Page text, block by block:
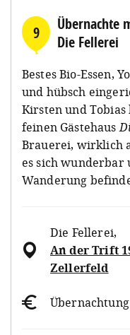
9
Übernachte
Die Fellerei
Bestes Bio-Essen,
und hübsch
Kirsten und
feinen Gästehaus
Brauerei, wirklich
es sich wunderbar
Wanderung
Die Fellerei,
An der Trift
Zellerfeld